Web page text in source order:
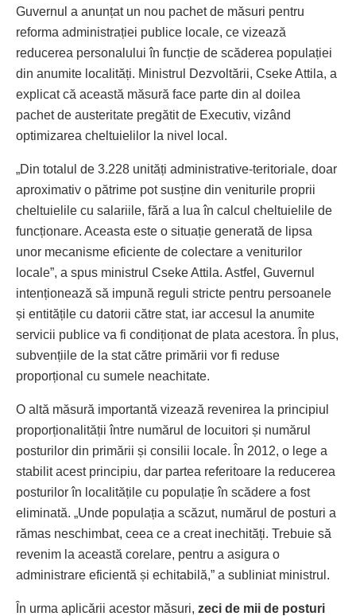
Guvernul a anunțat un nou pachet de măsuri pentru
reforma administrației publice locale, ce vizează
reducerea personalului în funcție de scăderea populației
din anumite localități. Ministrul Dezvoltării, Cseke Attila, a
explicat că această măsură face parte din al doilea
pachet de austeritate pregătit de Executiv, vizând
optimizarea cheltuielilor la nivel local.
„Din totalul de 3.228 unități administrative-teritoriale, doar
aproximativ o pătrime pot susține din veniturile proprii
cheltuielile cu salariile, fără a lua în calcul cheltuielile de
funcționare. Aceasta este o situație generată de lipsa
unor mecanisme eficiente de colectare a veniturilor
locale”, a spus ministrul Cseke Attila. Astfel, Guvernul
intenționează să impună reguli stricte pentru persoanele
și entitățile cu datorii către stat, iar accesul la anumite
servicii publice va fi condiționat de plata acestora. În plus,
subvențiile de la stat către primării vor fi reduse
proporțional cu sumele neachitate.
O altă măsură importantă vizează revenirea la principiul
proporționalității între numărul de locuitori și numărul
posturilor din primării și consilii locale. În 2012, o lege a
stabilit acest principiu, dar partea referitoare la reducerea
posturilor în localitățile cu populație în scădere a fost
eliminată. „Unde populația a scăzut, numărul de posturi a
rămas neschimbat, ceea ce a creat inechități. Trebuie să
revenim la această corelare, pentru a asigura o
administrare eficientă și echitabilă,” a subliniat ministrul.
În urma aplicării acestor măsuri, zeci de mii de posturi